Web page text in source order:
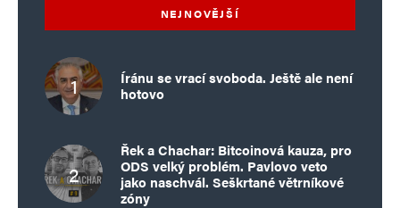
NEJNOVĚJŠÍ
Íránu se vrací svoboda. Ještě ale není
hotovo
Řek a Chachar: Bitcoinová kauza, pro
ODS velký problém. Pavlovo veto
jako naschvál. Seškrtané větrníkové
zóny